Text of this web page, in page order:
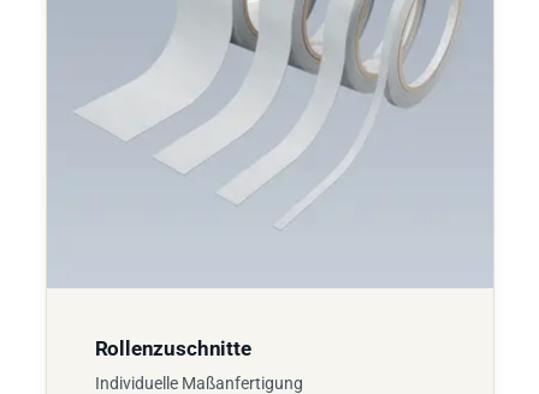
Rollenzuschnitte
Individuelle Maßanfertigung